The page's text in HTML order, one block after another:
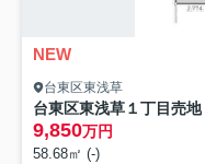
NEW
台東区東浅草
台東区東浅草１丁目売地
9,850万円
58.68㎡ (-)